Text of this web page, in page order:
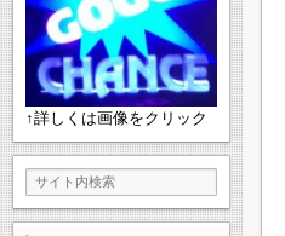
↑詳しくは画像をクリック